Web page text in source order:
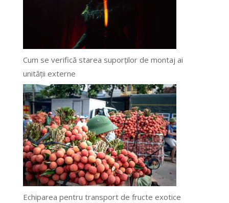
Cum se verifică starea suporților de montaj ai
unității externe
Echiparea pentru transport de fructe exotice